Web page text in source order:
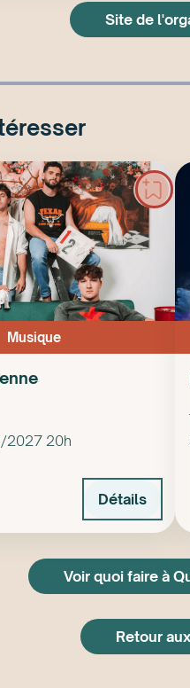
Site de
Musique
2027 20h
Détails
Voir quoi faire à
Retour